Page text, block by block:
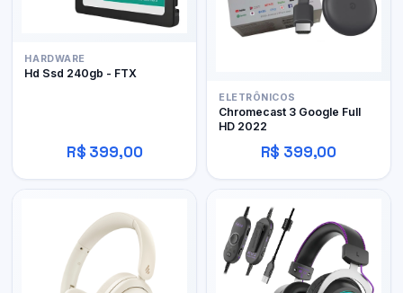
HARDWARE
Hd Ssd 240gb - FTX
R$ 399,00
ELETRÔNICOS
Chromecast 3 Google Full
HD 2022
R$ 399,00